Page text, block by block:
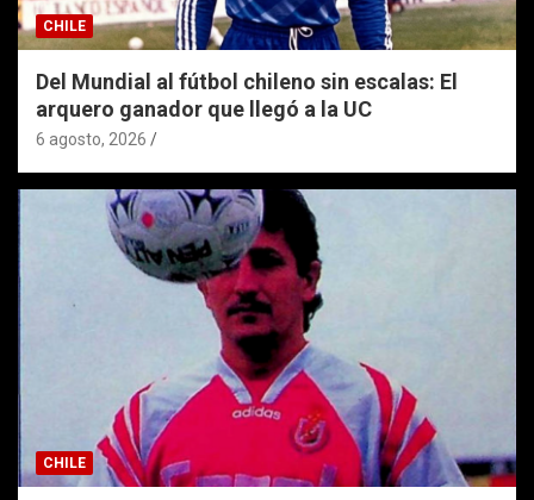
CHILE
Del Mundial al fútbol chileno sin escalas: El
arquero ganador que llegó a la UC
6 agosto, 2026
CHILE